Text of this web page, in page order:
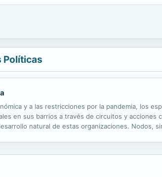
Políticas
y a las restricciones por la pandemia, los
en sus barrios a través de circuitos y
natural de estas organizaciones. Nodos,